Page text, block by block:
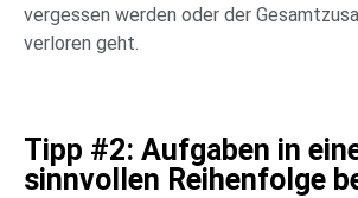
vergessen werden oder der
verloren geht.
Tipp #2: Aufgaben in
sinnvollen Reihenfolge